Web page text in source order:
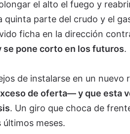
el alto el fuego y
parte del crudo y el
ficha en la dirección
se pone corto en los futuros.
de instalarse en un nuevo
de oferta— y que esta
. Un giro que choca de
meses.